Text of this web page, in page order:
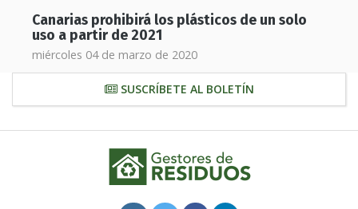
Canarias prohibirá los plásticos de un solo
uso a partir de 2021
miércoles 04 de marzo de 2020
SUSCRÍBETE AL BOLETÍN